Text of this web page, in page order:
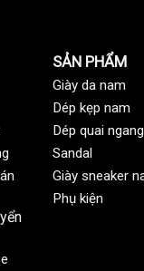
SẢN PHẨM
Giày da nam
Dép kẹp nam
Dép quai
Sandal
Giày sneaker
Phụ kiện